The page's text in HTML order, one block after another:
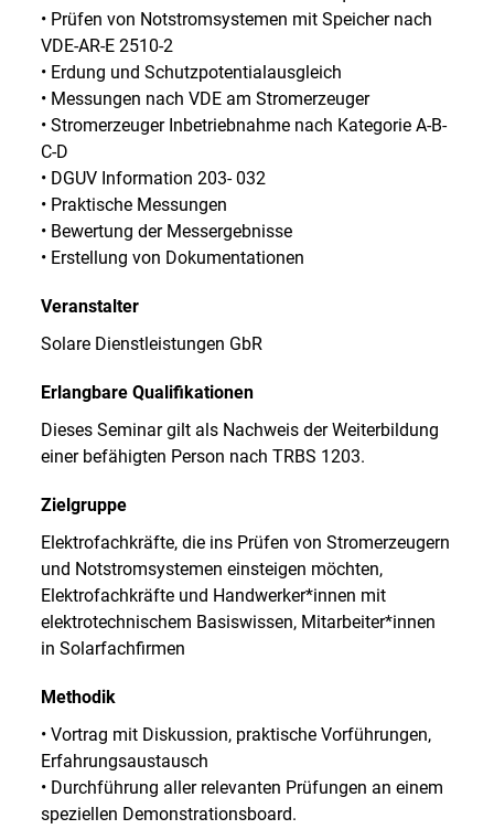
• Prüfen von Notstromsystemen mit Speicher nach
VDE-AR-E 2510-2
• Erdung und Schutzpotentialausgleich
• Messungen nach VDE am Stromerzeuger
• Stromerzeuger Inbetriebnahme nach Kategorie A-B-
C-D
• DGUV Information 203- 032
• Praktische Messungen
• Bewertung der Messergebnisse
• Erstellung von Dokumentationen
Veranstalter
Solare Dienstleistungen GbR
Erlangbare Qualifikationen
Dieses Seminar gilt als Nachweis der Weiterbildung
einer befähigten Person nach TRBS 1203.
Zielgruppe
Elektrofachkräfte, die ins Prüfen von Stromerzeugern
und Notstromsystemen einsteigen möchten,
Elektrofachkräfte und Handwerker*innen mit
elektrotechnischem Basiswissen, Mitarbeiter*innen
in Solarfachfirmen
Methodik
• Vortrag mit Diskussion, praktische Vorführungen,
Erfahrungsaustausch
• Durchführung aller relevanten Prüfungen an einem
speziellen Demonstrationsboard.